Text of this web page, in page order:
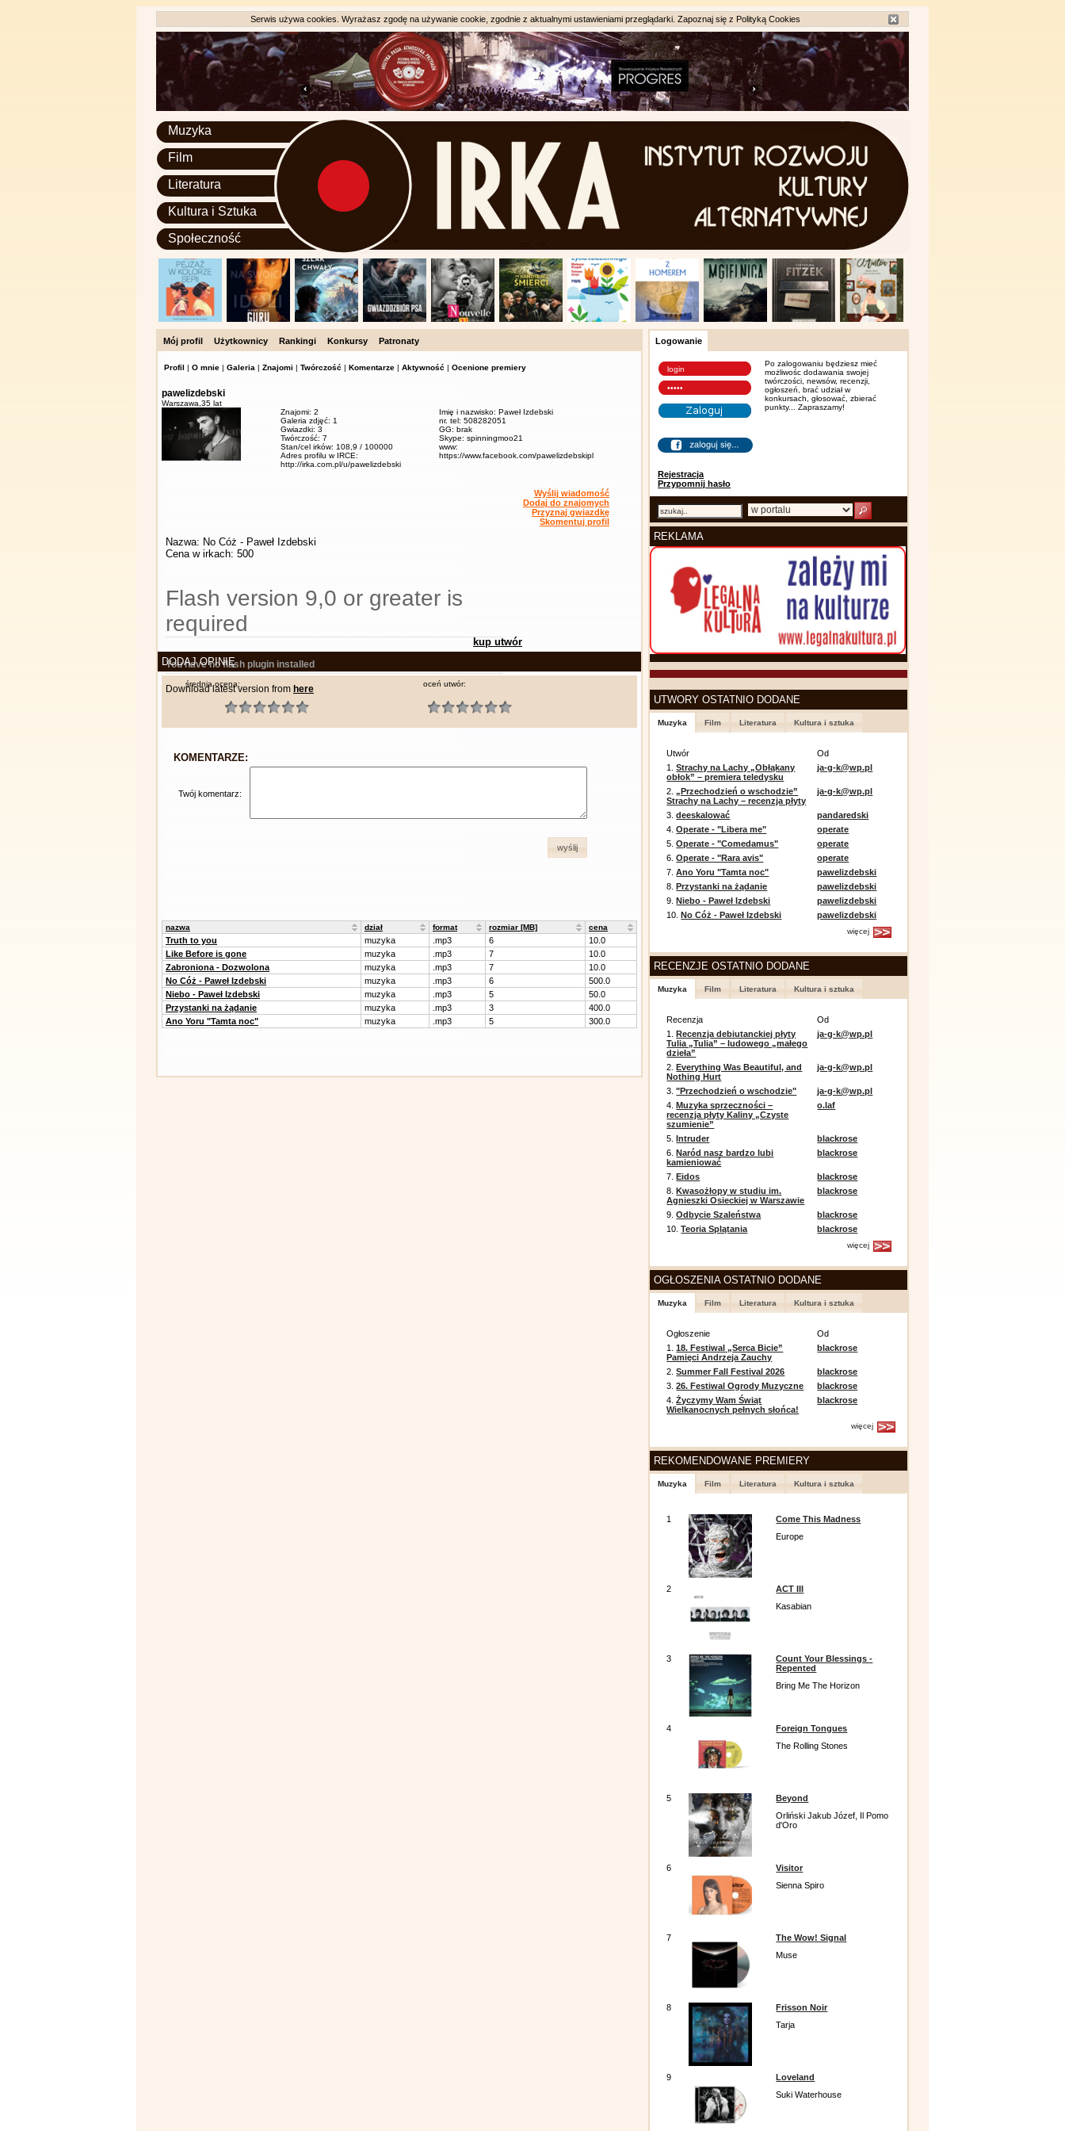
Serwis używa cookies. Wyrażasz zgodę na używanie cookie, zgodnie z aktualnymi ustawieniami przeglądarki. Zapoznaj się z Polityką Cookies
Muzyka
Film
Literatura
Kultura i Sztuka
Społeczność
Mój profil Użytkownicy Rankingi Konkursy Patronaty
Profil | O mnie | Galeria | Znajomi | Twórczość | Komentarze | Aktywność | Ocenione premiery
pawelizdebski
Warszawa, 35 lat
Znajomi: 2
Galeria zdjęć: 1
Gwiazdki: 3
Twórczość: 7
Stan/cel irków: 108,9 / 100000
Adres profilu w IRCE:
http://irka.com.pl/u/pawelizdebski
Imię i nazwisko: Paweł Izdebski
nr. tel: 508282051
GG: brak
Skype: spinningmoo21
www:
https://www.facebook.com/pawelizdebskipl
Wyślij wiadomość
Dodaj do znajomych
Przyznaj gwiazdkę
Skomentuj profil
Nazwa: No Cóż - Paweł Izdebski
Cena w irkach: 500
Flash version 9,0 or greater is
required
You have no flash plugin installed
Download latest version from here
kup utwór
DODAJ OPINIĘ
średnia ocena: oceń utwór:
KOMENTARZE:
Twój komentarz:
wyślij
nazwa dział format rozmiar [MB] cena
Truth to you muzyka .mp3 6
10.0
Like Before is gone
muzyka .mp3 7
10.0
Zabroniona - Dozwolona
muzyka .mp3 7
10.0
No Cóż - Paweł Izdebski
muzyka .mp3 6
500.0
Niebo - Paweł Izdebski
muzyka .mp3 5
50.0
Przystanki na żądanie
muzyka .mp3 3
400.0
Ano Yoru "Tamta noc"
muzyka .mp3 5 300.0
Logowanie
Rejestracja
Przypomnij hasło
Po zalogowaniu będziesz mieć
możliwośc dodawania swojej
twórczości, newsów, recenzji,
ogłoszeń, brać udział w
konkursach, głosować, zbierać
punkty... Zapraszamy!
REKLAMA
UTWORY OSTATNIO DODANE
Muzyka Film Literatura Kultura i sztuka
Utwór
Od
1.Strachy na Lachy „Obłąkany
obłok” – premiera teledysku
ja-g-k@wp.pl
2.„Przechodzień o wschodzie”
Strachy na Lachy – recenzja płyty
ja-g-k@wp.pl
3.deeskalować
pandaredski
4.Operate - "Libera me"
operate
5.Operate - "Comedamus"
operate
6.Operate - "Rara avis"
operate
7.Ano Yoru "Tamta noc"
pawelizdebski
8.Przystanki na żądanie
pawelizdebski
9.Niebo - Paweł Izdebski
pawelizdebski
10.No Cóż - Paweł Izdebski pawelizdebski
więcej
RECENZJE OSTATNIO DODANE
Muzyka Film Literatura Kultura i sztuka
Recenzja
Od
1.Recenzja debiutanckiej płyty
Tulia „Tulia” – ludowego „małego
dzieła”
ja-g-k@wp.pl
2.Everything Was Beautiful, and
Nothing Hurt
ja-g-k@wp.pl
3."Przechodzień o wschodzie"
ja-g-k@wp.pl
4.Muzyka sprzeczności –
recenzja płyty Kaliny „Czyste
szumienie”
o.laf
5.Intruder
blackrose
6.Naród nasz bardzo lubi
kamieniować
blackrose
7.Eidos
blackrose
8.Kwasożłopy w studiu im.
Agnieszki Osieckiej w Warszawie
blackrose
9.Odbycie Szaleństwa
blackrose
10.Teoria Splątania blackrose
więcej
OGŁOSZENIA OSTATNIO DODANE
Muzyka Film Literatura Kultura i sztuka
Ogłoszenie
Od
1.18. Festiwal „Serca Bicie”
Pamięci Andrzeja Zauchy
blackrose
2.Summer Fall Festival 2026
blackrose
3.26. Festiwal Ogrody Muzyczne
blackrose
4.Życzymy Wam Świąt
Wielkanocnych pełnych słońca!
blackrose
więcej
REKOMENDOWANE PREMIERY
Muzyka Film Literatura Kultura i sztuka
1
Come This Madness
Europe
2
ACT III
Kasabian
3
Count Your Blessings -
Repented
Bring Me The Horizon
4
Foreign Tongues
The Rolling Stones
5
Beyond
Orliński Jakub Józef, Il Pomo
d'Oro
6
Visitor
Sienna Spiro
7
The Wow! Signal
Muse
8
Frisson Noir
Tarja
9
Loveland
Suki Waterhouse